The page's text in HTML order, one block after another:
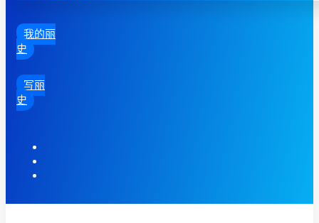
我的丽
史
写丽
史